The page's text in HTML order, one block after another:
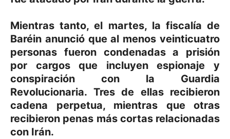
Mientras tanto, el martes, la fiscalía de
Baréin anunció que al menos veinticuatro
personas fueron condenadas a prisión
por cargos que incluyen espionaje y
conspiración con la Guardia
Revolucionaria. Tres de ellas recibieron
cadena perpetua, mientras que otras
recibieron penas más cortas relacionadas
con Irán.